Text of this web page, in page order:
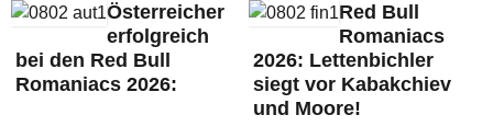
Österreicher
erfolgreich
bei den Red Bull
Romaniacs 2026:
Red Bull
Romaniacs
2026: Lettenbichler
siegt vor Kabakchiev
und Moore!